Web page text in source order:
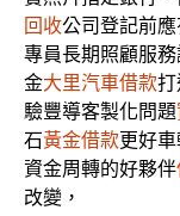
回收公司登記前
專員長期照顧服
金大里汽車借款
驗豐導客製化問題
石黃金借款更好
資金周轉的好夥伴
改變，